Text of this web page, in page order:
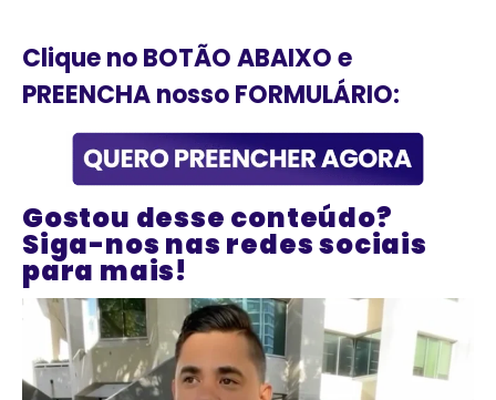
Clique no BOTÃO ABAIXO e
PREENCHA nosso FORMULÁRIO:
Gostou desse conteúdo?
Siga-nos nas redes sociais
para mais!